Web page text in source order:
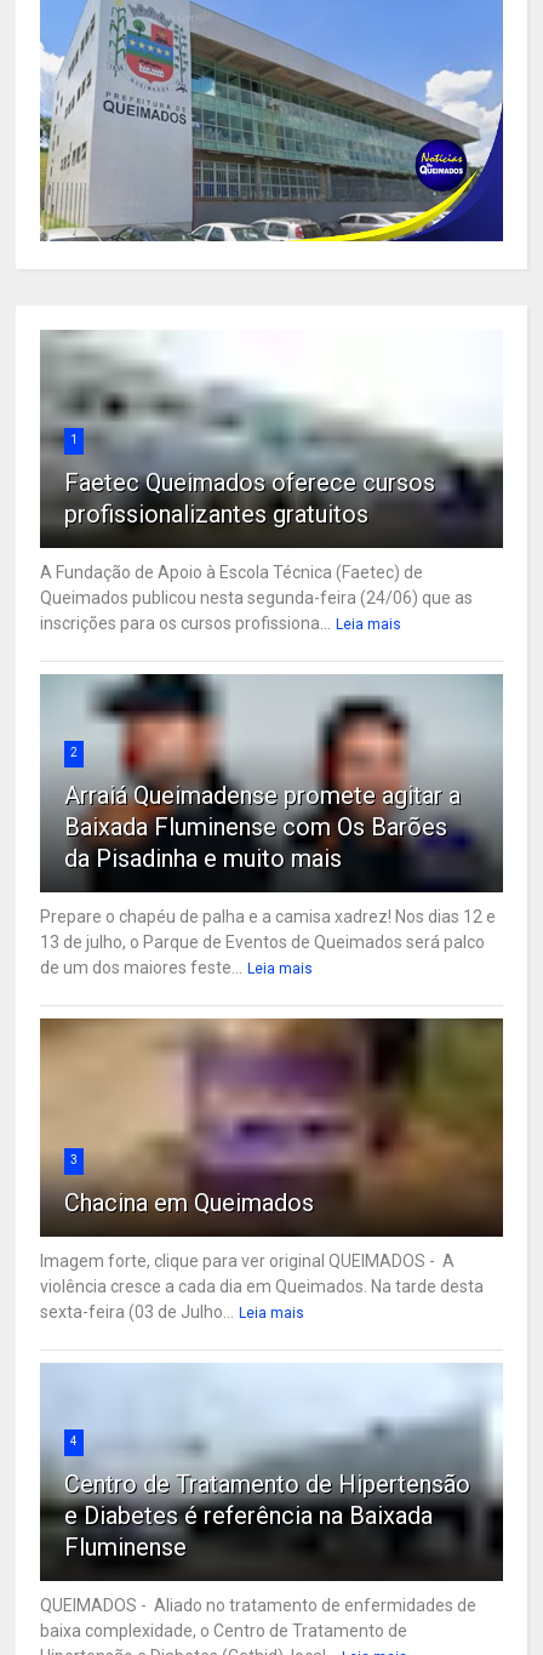
1
Faetec Queimados oferece cursos
profissionalizantes gratuitos
A Fundação de Apoio à Escola Técnica (Faetec) de
Queimados publicou nesta segunda-feira (24/06) que as
inscrições para os cursos profissiona...
Leia mais
2
Arraiá Queimadense promete agitar a
Baixada Fluminense com Os Barões
da Pisadinha e muito mais
Prepare o chapéu de palha e a camisa xadrez! Nos dias 12 e
13 de julho, o Parque de Eventos de Queimados será palco
de um dos maiores feste...
Leia mais
3
Chacina em Queimados
Imagem forte, clique para ver original QUEIMADOS - A
violência cresce a cada dia em Queimados. Na tarde desta
sexta-feira (03 de Julho...
Leia mais
4
Centro de Tratamento de Hipertensão
e Diabetes é referência na Baixada
Fluminense
QUEIMADOS - Aliado no tratamento de enfermidades de
baixa complexidade, o Centro de Tratamento de